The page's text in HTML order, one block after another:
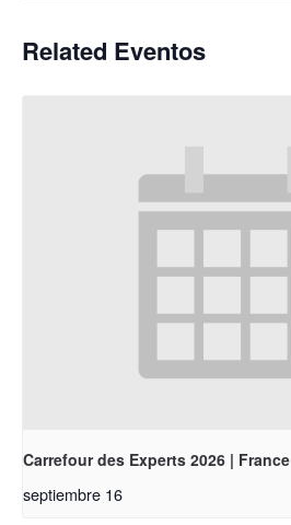
Related Eventos
Carrefour des Experts 2026 | France
septiembre 16